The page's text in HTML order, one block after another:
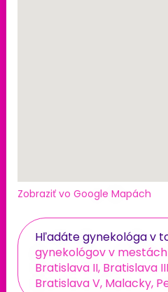
Zobraziť vo Google Mapách
Hľadáte gynekológa v
gynekológov v
Bratislava II, Bratislava
Bratislava V, Malacky,